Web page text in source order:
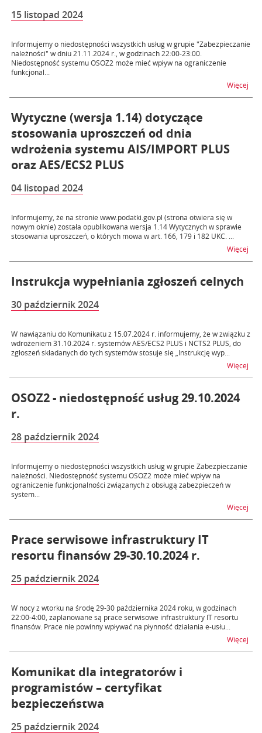
15 listopad 2024
Informujemy o niedostępności wszystkich usług w grupie "Zabezpieczanie
należności" w dniu 21.11.2024 r., w godzinach 22:00-23:00.
Niedostępność systemu OSOZ2 może mieć wpływ na ograniczenie
funkcjonal...
Więcej
Wytyczne (wersja 1.14) dotyczące
stosowania uproszczeń od dnia
wdrożenia systemu AIS/IMPORT PLUS
oraz AES/ECS2 PLUS
04 listopad 2024
Informujemy, że na stronie www.podatki.gov.pl (strona otwiera się w
nowym oknie) została opublikowana wersja 1.14 Wytycznych w sprawie
stosowania uproszczeń, o których mowa w art. 166, 179 i 182 UKC. ...
Więcej
Instrukcja wypełniania zgłoszeń celnych
30 październik 2024
W nawiązaniu do Komunikatu z 15.07.2024 r. informujemy, że w związku z
wdrożeniem 31.10.2024 r. systemów AES/ECS2 PLUS i NCTS2 PLUS, do
zgłoszeń składanych do tych systemów stosuje się „Instrukcję wyp...
Więcej
OSOZ2 - niedostępność usług 29.10.2024
r.
28 październik 2024
Informujemy o niedostępności wszystkich usług w grupie Zabezpieczanie
należności. Niedostępność systemu OSOZ2 może mieć wpływ na
ograniczenie funkcjonalności związanych z obsługą zabezpieczeń w
system...
Więcej
Prace serwisowe infrastruktury IT
resortu finansów 29-30.10.2024 r.
25 październik 2024
W nocy z wtorku na środę 29-30 października 2024 roku, w godzinach
22:00-4:00, zaplanowane są prace serwisowe infrastruktury IT resortu
finansów. Prace nie powinny wpływać na płynność działania e-usłu...
Więcej
Komunikat dla integratorów i
programistów – certyfikat
bezpieczeństwa
25 październik 2024